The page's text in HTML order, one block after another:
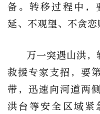
备。转移过程中，
延、不观望、不贪恋
万一突遇山洪，
救援专家支招，要
带，迅速向河道两
洪台等安全区域紧